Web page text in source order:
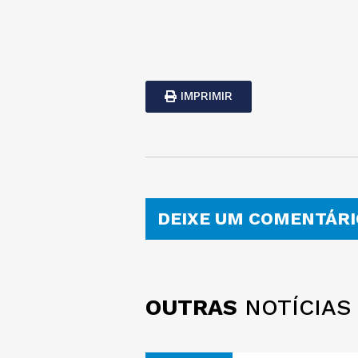
IMPRIMIR
DEIXE UM
OUTRAS NOTÍCIAS